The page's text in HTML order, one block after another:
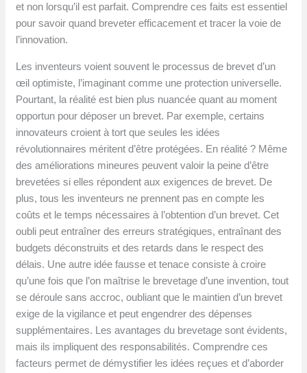
et non lorsqu’il est parfait. Comprendre ces faits est essentiel
pour savoir quand breveter efficacement et tracer la voie de
l’innovation.
Les inventeurs voient souvent le processus de brevet d’un
œil optimiste, l’imaginant comme une protection universelle.
Pourtant, la réalité est bien plus nuancée quant au moment
opportun pour déposer un brevet. Par exemple, certains
innovateurs croient à tort que seules les idées
révolutionnaires méritent d’être protégées. En réalité ? Même
des améliorations mineures peuvent valoir la peine d’être
brevetées si elles répondent aux exigences de brevet. De
plus, tous les inventeurs ne prennent pas en compte les
coûts et le temps nécessaires à l’obtention d’un brevet. Cet
oubli peut entraîner des erreurs stratégiques, entraînant des
budgets déconstruits et des retards dans le respect des
délais. Une autre idée fausse et tenace consiste à croire
qu’une fois que l’on maîtrise le brevetage d’une invention, tout
se déroule sans accroc, oubliant que le maintien d’un brevet
exige de la vigilance et peut engendrer des dépenses
supplémentaires. Les avantages du brevetage sont évidents,
mais ils impliquent des responsabilités. Comprendre ces
facteurs permet de démystifier les idées reçues et d’aborder